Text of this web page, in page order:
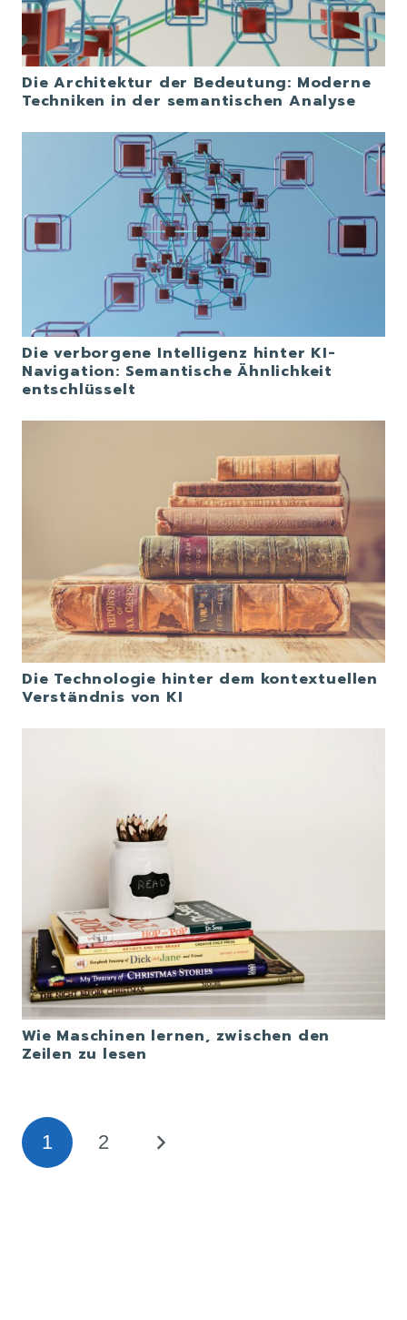
Die Architektur der Bedeutung: Moderne
Techniken in der semantischen Analyse
Die verborgene Intelligenz hinter KI-
Navigation: Semantische Ähnlichkeit
entschlüsselt
Die Technologie hinter dem kontextuellen
Verständnis von KI
Wie Maschinen lernen, zwischen den
Zeilen zu lesen
1 2